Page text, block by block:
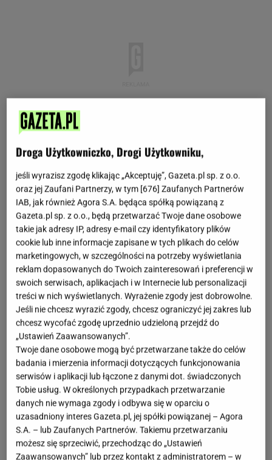
Mszyce to niewielkie owady, które żywią się sokami
roślinnymi. Ich obecność niestety negatywnie
wpływa na rośliny, a co więcej, mszyce często nie
tylko same niszczą swoich żywicieli, ale również
przenoszą choroby, z którymi trudno walczyć.
Pojawienie się tych szkodników w ogródku może być
czasami wyrokiem dla niektórych krzewów i drzew,
dlatego szybka reakcja i regularne opryski to jedyne
wyjście z sytuacji. Na całe szczęście dobrze
sprawdzają się specyfiki własnej roboty. Część z
nich przygotujesz z produktów, które na pewno
masz w kuchennych szafkach.Więcej ciekawych
treści znajdziesz na stronie głównejGazeta.pl
Droga Użytkowniczko, Drogi Użytkowniku,
jeśli wyrazisz zgodę klikając „Akceptuję”, Gazeta.pl sp. z o.o.
oraz jej Zaufani Partnerzy, w tym [676] Zaufanych Partnerów
IAB, jak również Agora S.A. będąca spółką powiązaną z
Gazeta.pl sp. z o.o., będą przetwarzać Twoje dane osobowe
takie jak adresy IP, adresy e-mail czy identyfikatory plików
cookie lub inne informacje zapisane w tych plikach do celów
marketingowych, w szczególności na potrzeby wyświetlania
reklam dopasowanych do Twoich zainteresowań i preferencji w
swoich serwisach, aplikacjach i w Internecie lub personalizacji
treści w nich wyświetlanych. Wyrażenie zgody jest dobrowolne.
Jeśli nie chcesz wyrazić zgody, chcesz ograniczyć jej zakres lub
chcesz wycofać zgodę uprzednio udzieloną przejdź do
„Ustawień Zaawansowanych”.
Twoje dane osobowe mogą być przetwarzane także do celów
badania i mierzenia informacji dotyczących funkcjonowania
serwisów i aplikacji lub łączone z danymi dot. świadczonych
Tobie usług. W określonych przypadkach przetwarzanie
danych nie wymaga zgody i odbywa się w oparciu o
uzasadniony interes Gazeta.pl, jej spółki powiązanej – Agora
S.A. – lub Zaufanych Partnerów. Takiemu przetwarzaniu
możesz się sprzeciwić, przechodząc do „Ustawień
Zaawansowanych” lub przez kontakt z administratorem – w